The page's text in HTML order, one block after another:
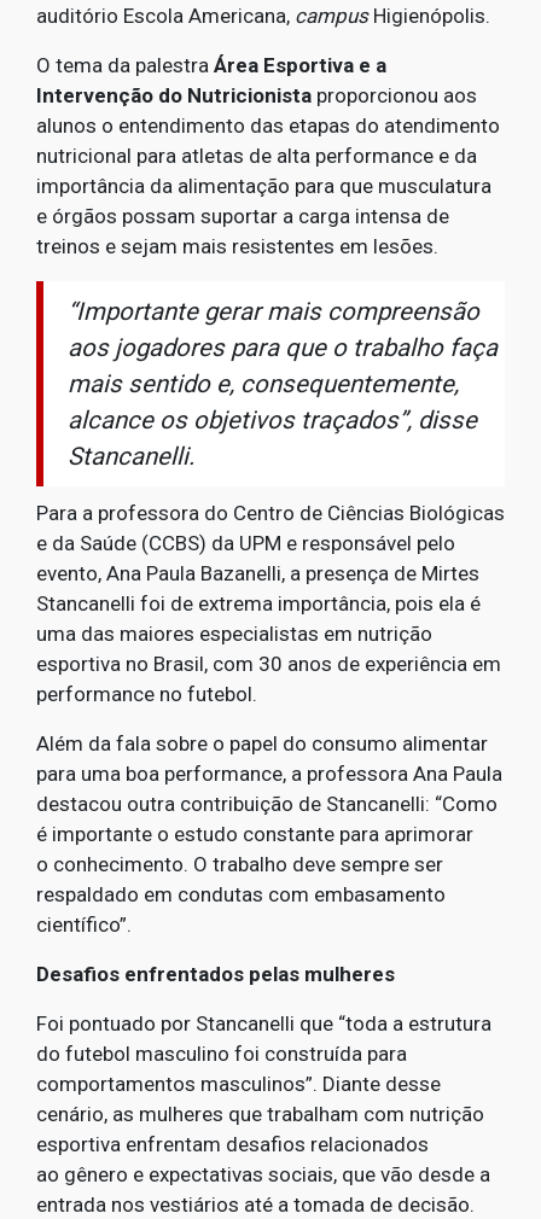
auditório Escola Americana, campus Higienópolis.
O tema da palestra Área Esportiva e a
Intervenção do Nutricionista proporcionou aos
alunos o entendimento das etapas do atendimento
nutricional para atletas de alta performance e da
importância da alimentação para que musculatura
e órgãos possam suportar a carga intensa de
treinos e sejam mais resistentes em lesões.
“Importante gerar mais compreensão
aos jogadores para que o trabalho faça
mais sentido e, consequentemente,
alcance os objetivos traçados”, disse
Stancanelli.
Para a professora do Centro de Ciências Biológicas
e da Saúde (CCBS) da UPM e responsável pelo
evento, Ana Paula Bazanelli, a presença de Mirtes
Stancanelli foi de extrema importância, pois ela é
uma das maiores especialistas em nutrição
esportiva no Brasil, com 30 anos de experiência em
performance no futebol.
Além da fala sobre o papel do consumo alimentar
para uma boa performance, a professora Ana Paula
destacou outra contribuição de Stancanelli: “Como
é importante o estudo constante para aprimorar
o conhecimento. O trabalho deve sempre ser
respaldado em condutas com embasamento
científico”.
Desafios enfrentados pelas mulheres
Foi pontuado por Stancanelli que “toda a estrutura
do futebol masculino foi construída para
comportamentos masculinos”. Diante desse
cenário, as mulheres que trabalham com nutrição
esportiva enfrentam desafios relacionados
ao gênero e expectativas sociais, que vão desde a
entrada nos vestiários até a tomada de decisão.